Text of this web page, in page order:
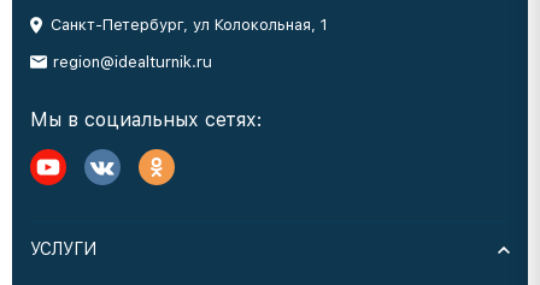
Санкт-Петербург, ул Колокольная, 1
region@idealturnik.ru
Мы в социальных сетях:
УСЛУГИ